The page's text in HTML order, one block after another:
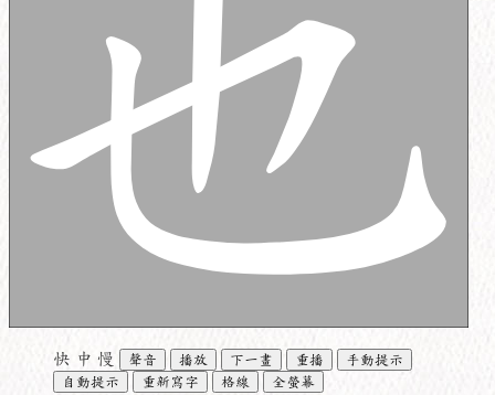
快 中 慢 聲音 播放 下一畫 重播
手動提示
自動提示
重新寫字 格線 全螢幕